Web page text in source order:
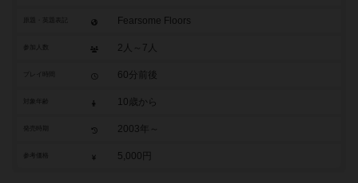
原題・英題表記 Fearsome Floors
参加人数 2人～7人
60分前後
対象年齢 10歳から
2003年～
参考価格 5,000円